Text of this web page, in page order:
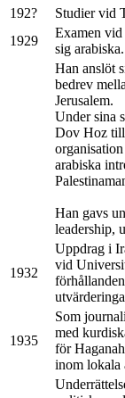
192?
Studier vid
1929
Examen vid
sig arabiska.
Han anslöt
bedrev
Jerusalem.
Under sina
Dov Hoz till
arabiska
Han gavs
leadership,
1932
Uppdrag i
vid
1935
Som
med
för
inom lokala